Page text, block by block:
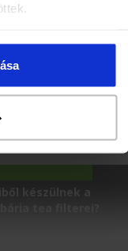
idején
készülnek a